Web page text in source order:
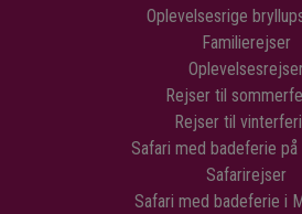
Oplevelsesrige
Familierejser
Rejser til
Rejser til
Safari med badeferie på
Safarirejser
Safari med badeferie i